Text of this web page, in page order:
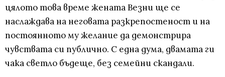
цялото това време жената Везни ще се
наслаждава на неговата разкрепостеност и на
постоянното му желание да демонстрира
чувствата си публично. С една дума, двамата ги
чака светло бъдеще, без семейни скандали.